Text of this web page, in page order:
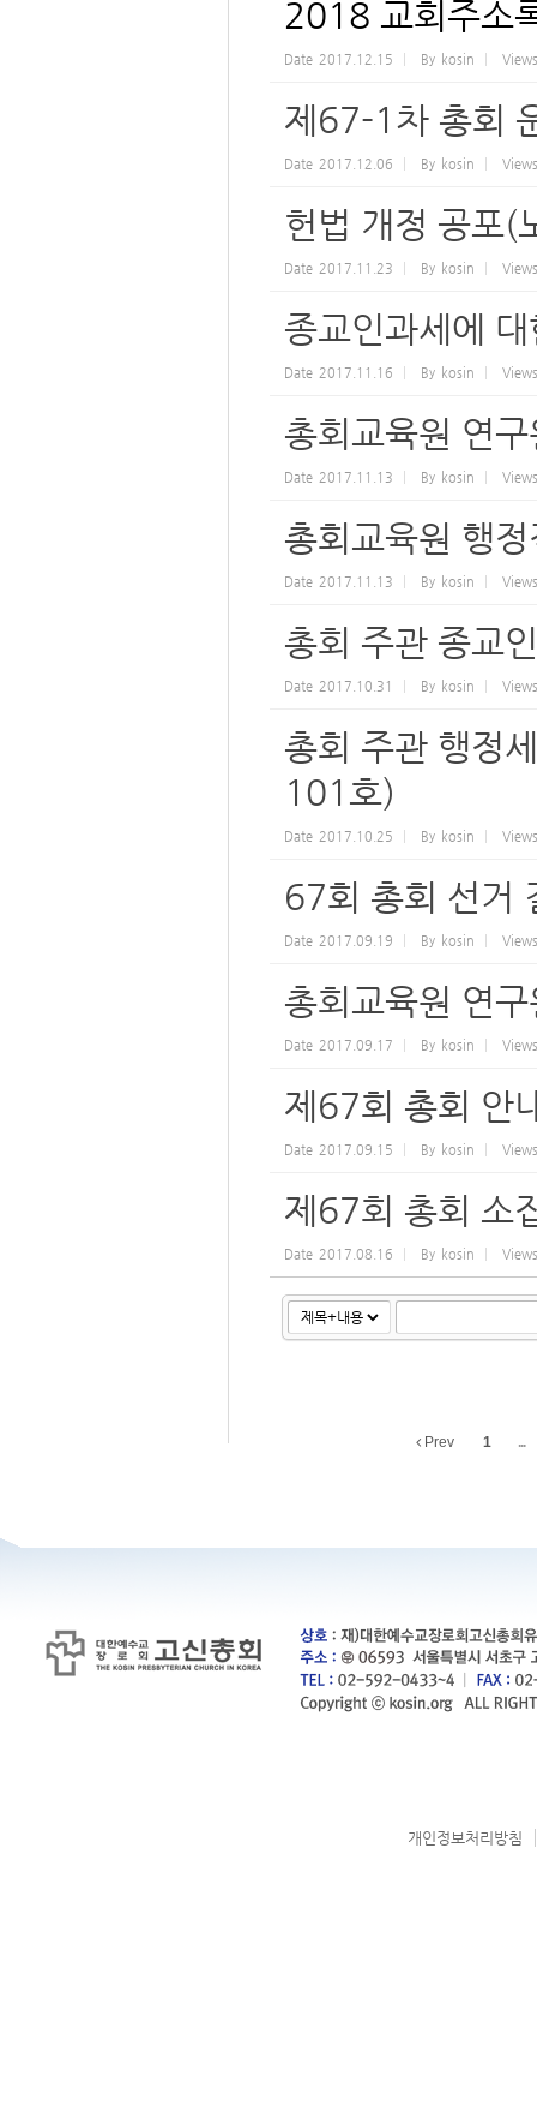
2018 교회주소
Date 2017.12.15 By kosin Views
제67-1차 총회
Date 2017.12.06 By kosin Views
헌법 개정 공포(
Date 2017.11.23 By kosin Views
종교인과세에
Date 2017.11.16 By kosin Views
총회교육원 연
Date 2017.11.13 By kosin Views
총회교육원 행
Date 2017.11.13 By kosin Views
총회 주관 종교
Date 2017.10.31 By kosin Views
총회 주관 행정
101호)
Date 2017.10.25 By kosin Views
67회 총회 선거
Date 2017.09.19 By kosin Views
총회교육원 연
Date 2017.09.17 By kosin Views
제67회 총회 안
Date 2017.09.15 By kosin Views
제67회 총회 소
Date 2017.08.16 By kosin Views
Prev 1 ...
개인정보처리방침